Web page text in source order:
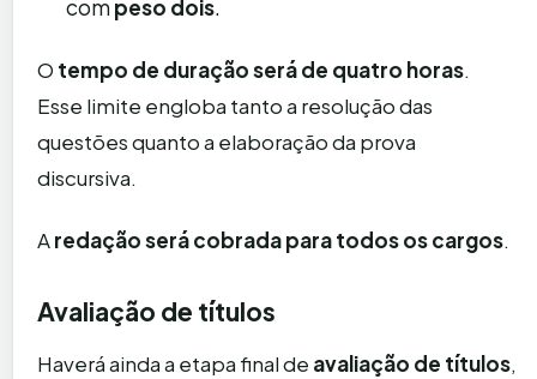
compeso dois.
O tempo de duração será de quatro horas.
Esse limite engloba tanto a resolução das
questões quanto a elaboração da prova
discursiva.
Aredação será cobrada para todos os cargos.
Avaliação de títulos
Haverá ainda a etapa final de avaliação de títulos,